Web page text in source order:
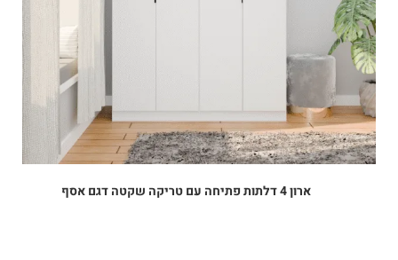
ארון 4 דלתות פתיחה עם טריקה שקטה דגם אסף